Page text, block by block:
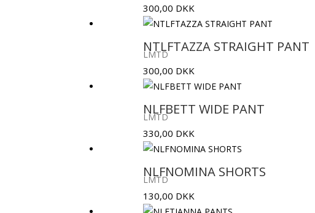
300,00 DKK
NTLFTAZZA STRAIGHT PANT
LMTD
300,00 DKK
NLFBETT WIDE PANT
LMTD
330,00 DKK
NLFNOMINA SHORTS
LMTD
130,00 DKK